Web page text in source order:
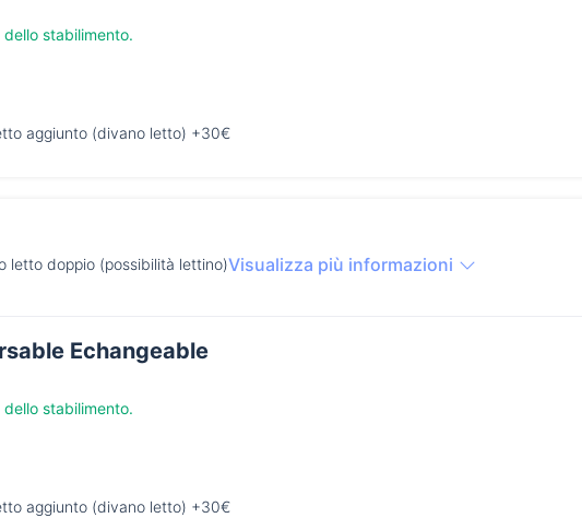
stabilimento.
aggiunto (divano letto) +30€
letto doppio (possibilità lettino)Visualizza più informazioni
Echangeable
stabilimento.
aggiunto (divano letto) +30€